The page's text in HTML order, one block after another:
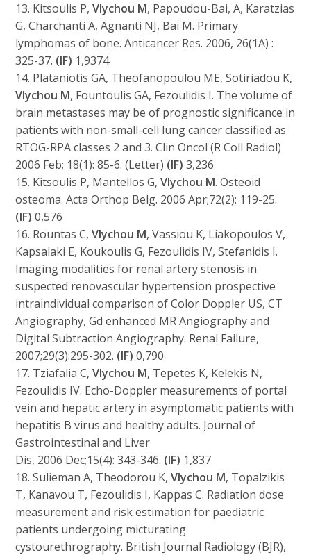
13. Kitsoulis P,Vlychou M, Papoudou-Bai, A, Karatzias
G, Charchanti A, Agnanti NJ, Bai M. Primary
lymphomas of bone. Anticancer Res. 2006, 26(1A) :
325-37. (IF) 1,9374
14. Plataniotis GA, Theofanopoulou ME, Sotiriadou K,
Vlychou M, Fountoulis GA, Fezoulidis I. The volume of
brain metastases may be of prognostic significance in
patients with non-small-cell lung cancer classified as
RTOG-RPA classes 2 and 3. Clin Oncol (R Coll Radiol)
2006 Feb; 18(1): 85-6. (Letter) (IF) 3,236
15. Kitsoulis P, Mantellos G,Vlychou M. Osteoid
osteoma. Acta Orthop Belg. 2006 Apr;72(2): 119-25.
(IF) 0,576
16. Rountas C,Vlychou M, Vassiou K, Liakopoulos V,
Kapsalaki E, Koukoulis G, Fezoulidis IV, Stefanidis I.
Imaging modalities for renal artery stenosis in
suspected renovascular hypertension prospective
intraindividual comparison of Color Doppler US, CT
Angiography, Gd enhanced MR Angiography and
Digital Subtraction Angiography. Renal Failure,
2007;29(3):295-302. (IF) 0,790
17. Tziafalia C, Vlychou M, Tepetes K, Kelekis N,
Fezoulidis IV. Echo-Doppler measurements of portal
vein and hepatic artery in asymptomatic patients with
hepatitis B virus and healthy adults. Journal of
Gastrointestinal and Liver
Dis, 2006 Dec;15(4): 343-346. (IF) 1,837
18. Sulieman A, Theodorou K,Vlychou M, Topalzikis
T, Kanavou T, Fezoulidis I, Kappas C. Radiation dose
measurement and risk estimation for paediatric
patients undergoing micturating
cystourethrography. British Journal Radiology (BJR),